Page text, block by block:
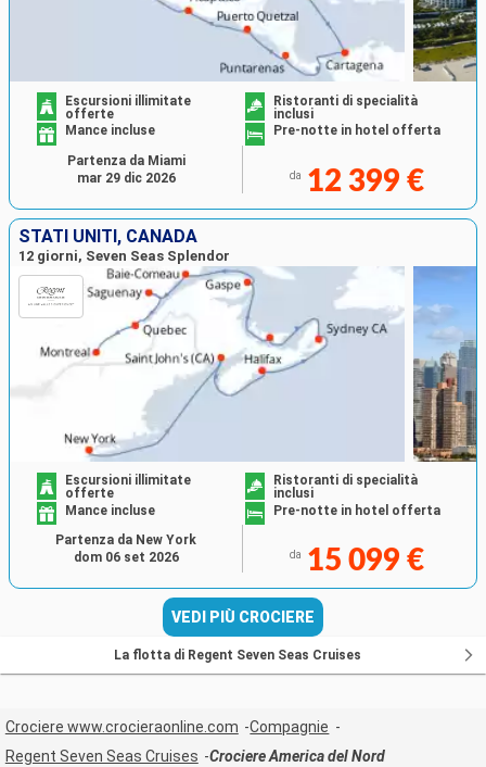
Escursioni illimitate
offerte
Ristoranti di specialità
inclusi
Mance incluse
Pre-notte in hotel offerta
da 12 399 €
Partenza da Miami
mar 29 dic 2026
STATI UNITI, CANADA
12 giorni, Seven Seas Splendor
Escursioni illimitate
offerte
Ristoranti di specialità
inclusi
Mance incluse
Pre-notte in hotel offerta
da 15 099 €
Partenza da New York
dom 06 set 2026
VEDI PIÙ CROCIERE
La flotta di Regent Seven Seas Cruises
Crociere www.crocieraonline.com
Compagnie
Regent Seven Seas Cruises
Crociere America del Nord